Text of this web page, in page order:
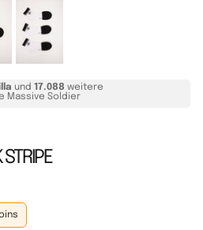
und 17.088 weitere
Massive Soldier